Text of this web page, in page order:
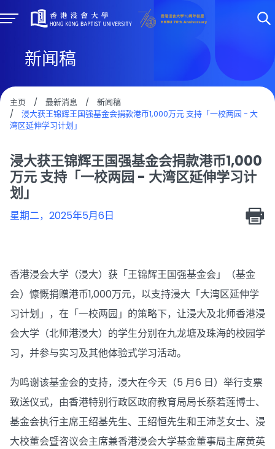
新闻稿
主页 / 最新消息 /
新闻稿
/
浸大获王锦辉王国强基金会捐款港币1,000万元 支持「一校两园 - 大
湾区延伸学习计划」
浸大获王锦辉王国强基金会捐款港币1,000
万元 支持「一校两园 - 大湾区延伸学习计
划」
星期二，2025年5月6日
香港浸会大学（浸大）获「王锦辉王国强基金会」（基金
会）慷慨捐赠港币1,000万元，以支持浸大「大湾区延伸学
习计划」，在「一校两园」的策略下，让浸大及北师香港浸
会大学（北师港浸大）的学生分别在九龙塘及珠海的校园学
习，并参与实习及其他体验式学习活动。
为鸣谢该基金会的支持，浸大在今天（5 月6 日）举行支票
致送仪式，由香港特别行政区政府教育局局长蔡若莲博士、
基金会执行主席王绍基先生、王绍恒先生和王沛芝女士、浸
大校董会暨咨议会主席兼香港浸会大学基金董事局主席黄英